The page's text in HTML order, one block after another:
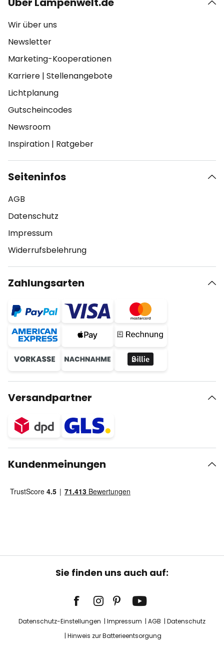
Wir über uns
Newsletter
Marketing-Kooperationen
Karriere | Stellenangebote
Lichtplanung
Gutscheincodes
Newsroom
Inspiration | Ratgeber
Seiteninfos
AGB
Datenschutz
Impressum
Widerrufsbelehrung
Zahlungsarten
Versandpartner
Kundenmeinungen
Sie finden uns auch auf:
Datenschutz-Einstellungen Impressum AGB
Datenschutz
Hinweis zur Batterieentsorgung